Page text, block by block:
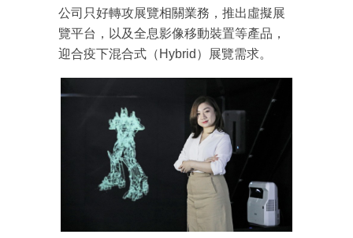
公司只好轉攻展覽相關業務，推出虛擬展
覽平台，以及全息影像移動裝置等產品，
迎合疫下混合式（Hybrid）展覽需求。